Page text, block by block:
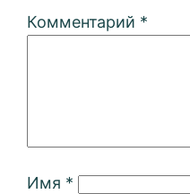
Комментарий *
Имя *